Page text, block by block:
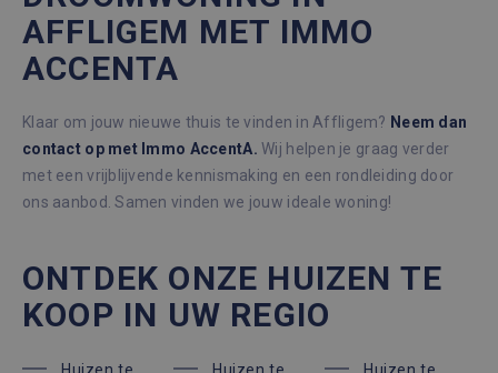
AFFLIGEM MET IMMO
ACCENTA
Klaar om jouw nieuwe thuis te vinden in Affligem? Neem dan
contact op met Immo AccentA. Wij helpen je graag verder
met een vrijblijvende kennismaking en een rondleiding door
ons aanbod. Samen vinden we jouw ideale woning!
ONTDEK ONZE HUIZEN TE
KOOP IN UW REGIO
_ga
Google LLC
.immoaccenta.be
1 jaar 1
maand
gebruikte
cookie
.immoaccenta.be